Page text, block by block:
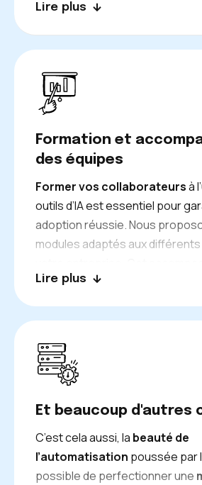
en cours… Vos équipes gagnent
davantage sur la sélection
Lire plus
Formation et
des équipes
Former vos collaborateursà
outils d’IA est essentiel pour
adoption réussie. Nous
modules adaptés aux
progressif permet d’installer de
intégration des solutions mises
Lire plus
Et beaucoup d'autres
C’est cela aussi, la beauté de
l’automatisation poussée par
possible de perfectionner une